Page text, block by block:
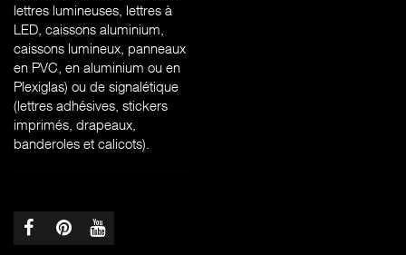
lettres lumineuses, lettres à
LED, caissons aluminium,
caissons lumineux, panneaux
en PVC, en aluminium ou en
Plexiglas) ou de signalétique
(lettres adhésives, stickers
imprimés, drapeaux,
banderoles et calicots).